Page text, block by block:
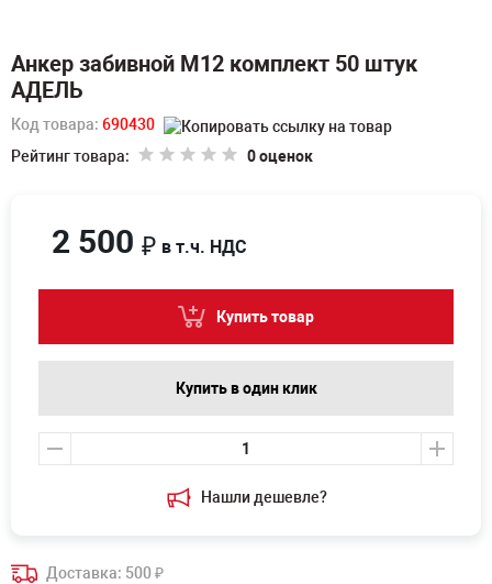
Анкер забивной М12 комплект 50 штук
АДЕЛЬ
Код товара: 690430
Рейтинг товара:
0 оценок
Нашли дешевле?
2 500 ₽ в т.ч. НДС
Купить товар
Купить в один клик
Доставка: 500₽